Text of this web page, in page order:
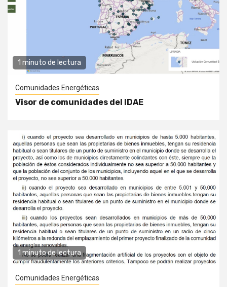
1 minuto de lectura
Comunidades Energéticas
Visor de comunidades del IDAE
1 minuto de lectura
Comunidades Energéticas